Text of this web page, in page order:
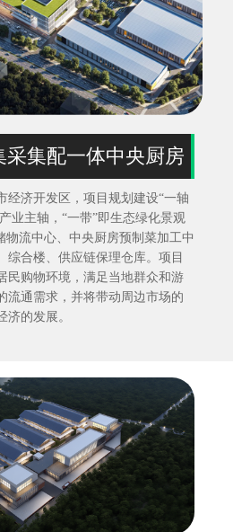
采集配一体中央厨房
经济开发区，项目规划建设“一轴
业主轴，“一带”即生态绿化景观
物流中心、中央厨房预制菜加工中
综合楼、供应链保理仓库。项目
民购物环境，满足当地群众和游
流通需求，并将带动周边市场的
济的发展。